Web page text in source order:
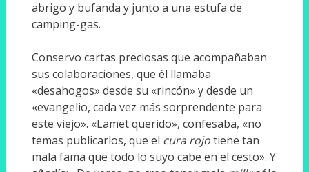
abrigo y bufanda y junto a una estufa de
camping-gas.
Conservo cartas preciosas que acompañaban
sus colaboraciones, que él llamaba
«desahogos» desde su «rincón» y desde un
«evangelio, cada vez más sorprendente para
este viejo». «Lamet querido», confesaba, «no
temas publicarlos, que el cura rojotiene tan
mala fama que todo lo suyo cabe en el cesto». Y